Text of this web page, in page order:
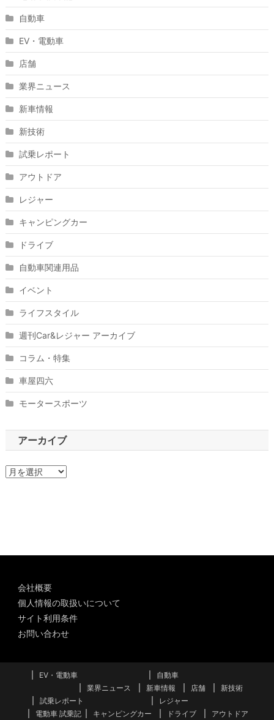
自動車
EV・電動車
店舗
業界ニュース
新車情報
新技術
試乗レポート
アウトドア
レジャー
キャンピングカー
ドライブ
自動車関連用品
イベント
ライフスタイル
週刊Car&レジャー アーカイブ
コラム・特集
車屋四六
モータースポーツ
アーカイブ
ア
会社概要
個人情報の取扱いについて
サイト利用条件
お問い合わせ
EV・電動車
自動車
業界ニュース
新車情報 店舗
新技術
試乗レポート
電動車 試乗記
レジャー
キャンピングカー
ドライブ アウトドア